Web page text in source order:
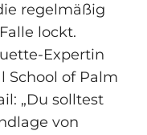
regelmäßig
lockt.
Expertin
School of Palm
„Du solltest
von